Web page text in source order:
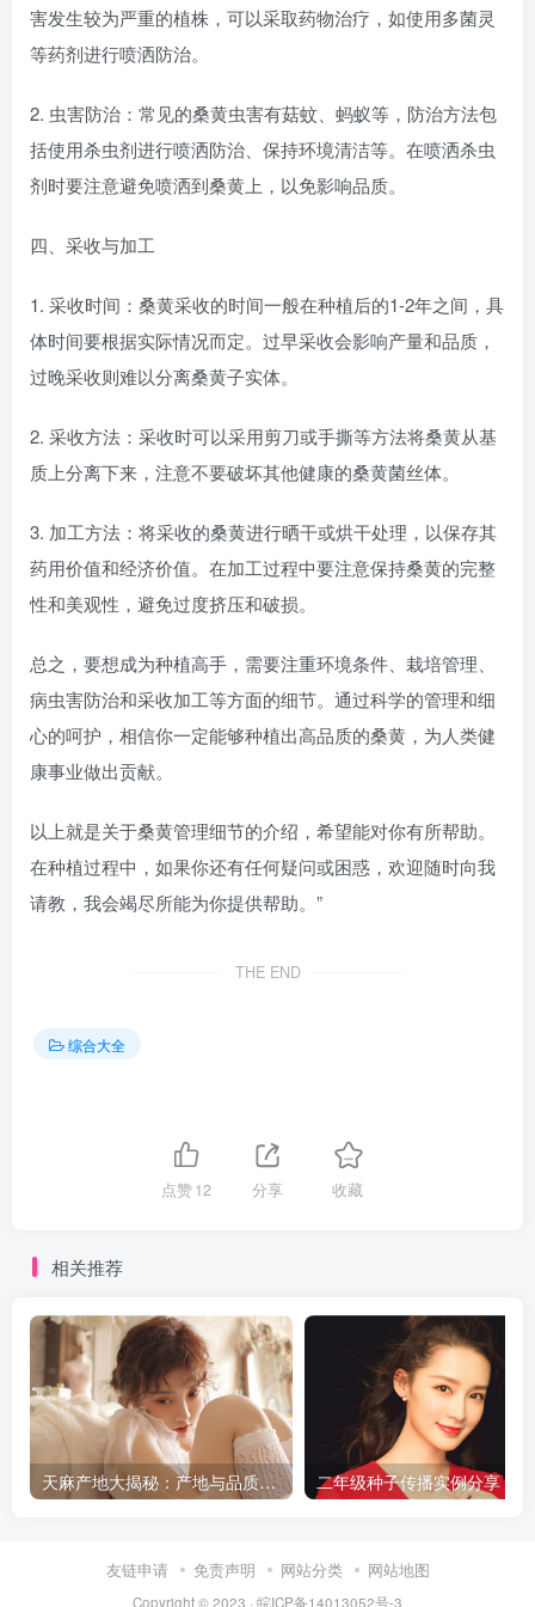
害发生较为严重的植株，可以采取药物治疗，如使用多菌灵
等药剂进行喷洒防治。
2. 虫害防治：常见的桑黄虫害有菇蚊、蚂蚁等，防治方法包
括使用杀虫剂进行喷洒防治、保持环境清洁等。在喷洒杀虫
剂时要注意避免喷洒到桑黄上，以免影响品质。
四、采收与加工
1. 采收时间：桑黄采收的时间一般在种植后的1-2年之间，具
体时间要根据实际情况而定。过早采收会影响产量和品质，
过晚采收则难以分离桑黄子实体。
2. 采收方法：采收时可以采用剪刀或手撕等方法将桑黄从基
质上分离下来，注意不要破坏其他健康的桑黄菌丝体。
3. 加工方法：将采收的桑黄进行晒干或烘干处理，以保存其
药用价值和经济价值。在加工过程中要注意保持桑黄的完整
性和美观性，避免过度挤压和破损。
总之，要想成为种植高手，需要注重环境条件、栽培管理、
病虫害防治和采收加工等方面的细节。通过科学的管理和细
心的呵护，相信你一定能够种植出高品质的桑黄，为人类健
康事业做出贡献。
以上就是关于桑黄管理细节的介绍，希望能对你有所帮助。
在种植过程中，如果你还有任何疑问或困惑，欢迎随时向我
请教，我会竭尽所能为你提供帮助。”
THE END
综合大全
点赞12 分享 收藏
相关推荐
天麻产地大揭秘：产地与品质的完美结合
友链申请 免责声明 网站分类 网站地图
Copyright © 2023 · 皖ICP备14013052号-3